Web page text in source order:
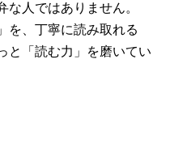
人ではありません。
を、丁寧に読み取れる
と「読む力」を磨いてい